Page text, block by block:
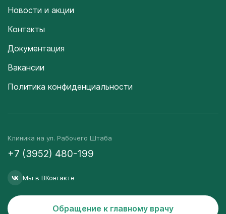
Новости и акции
Контакты
Документация
Вакансии
Политика конфиденциальности
Клиника на ул. Рабочего Штаба
+7 (3952) 480-199
Мы в ВКонтакте
Обращение к главному врачу